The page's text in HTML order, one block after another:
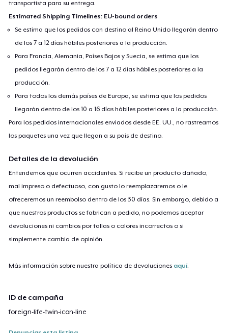
transportista para su entrega.
Estimated Shipping Timelines: EU-bound orders
Se estima que los pedidos con destino al Reino Unido llegarán dentro
de los 7 a 12 días hábiles posteriores a la producción.
Para Francia, Alemania, Países Bajos y Suecia, se estima que los
pedidos llegarán dentro de los 7 a 12 días hábiles posteriores a la
producción.
Para todos los demás países de Europa, se estima que los pedidos
llegarán dentro de los 10 a 16 días hábiles posteriores a la producción.
Para los pedidos internacionales enviados desde EE. UU., no rastreamos
los paquetes una vez que llegan a su país de destino.
Detalles de la devolución
Entendemos que ocurren accidentes. Si recibe un producto dañado,
mal impreso o defectuoso, con gusto lo reemplazaremos o le
ofreceremos un reembolso dentro de los 30 días. Sin embargo, debido a
que nuestros productos se fabrican a pedido, no podemos aceptar
devoluciones ni cambios por tallas o colores incorrectos o si
simplemente cambia de opinión.
Más información sobre nuestra política de devoluciones aquí.
ID de campaña
foreign-life-twin-icon-line